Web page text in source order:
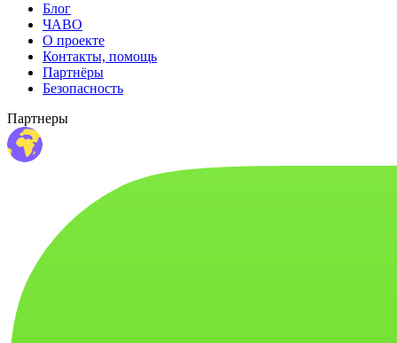
Блог
ЧАВО
О проекте
Контакты, помощь
Партнёры
Безопасность
Партнеры